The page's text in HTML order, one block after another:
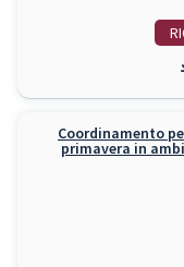
Coordinamento
primavera in